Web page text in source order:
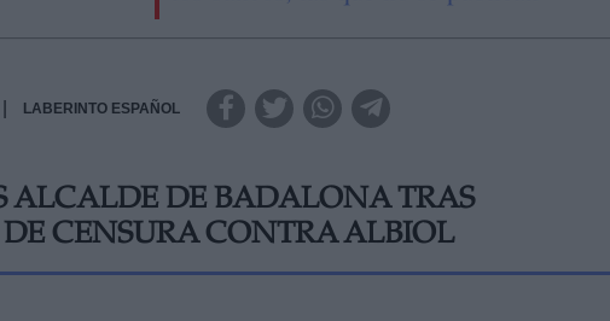
LABERINTO ESPAÑOL
ALCALDE DE BADALONA TRAS
CENSURA CONTRA ALBIOL